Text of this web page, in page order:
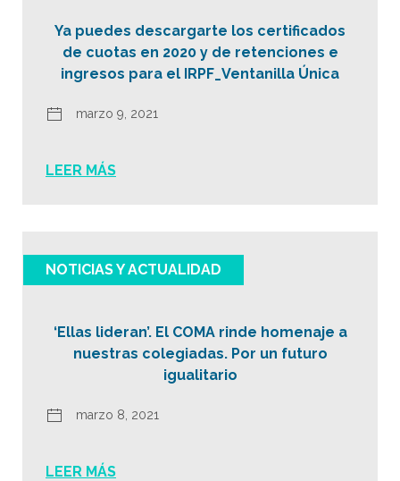
Ya puedes descargarte los certificados
de cuotas en 2020 y de retenciones e
ingresos para el IRPF_Ventanilla Única
marzo 9, 2021
LEER MÁS
NOTICIAS Y ACTUALIDAD
‘Ellas lideran’. El COMA rinde homenaje a
nuestras colegiadas. Por un futuro
igualitario
marzo 8, 2021
LEER MÁS